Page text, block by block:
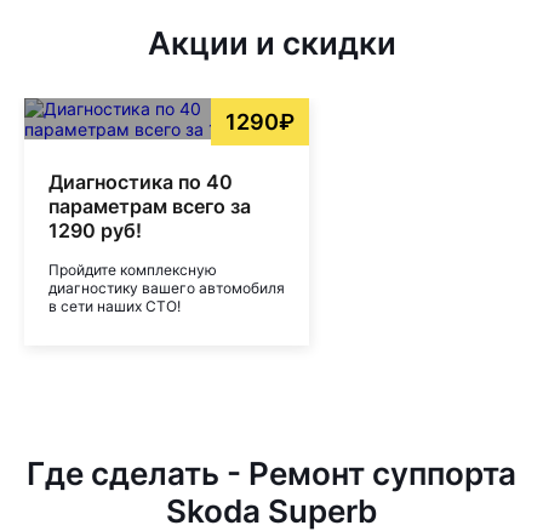
Акции и скидки
1290₽
Диагностика по 40
параметрам всего за
1290 руб!
Пройдите комплексную
диагностику вашего автомобиля
в сети наших СТО!
Где сделать - Ремонт суппорта
Skoda Superb